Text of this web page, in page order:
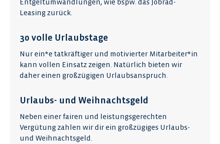
Entgeltumwandlungen, wie bspw. das Jobrad-
Leasing zurück.
30 volle Urlaubstage
Nur ein*e tatkräftiger und motivierter Mitarbeiter*in
kann vollen Einsatz zeigen. Natürlich bieten wir
daher einen großzügigen Urlaubsanspruch.
Urlaubs- und Weihnachtsgeld
Neben einer fairen und leistungsgerechten
Vergütung zahlen wir dir ein großzügiges Urlaubs-
und Weihnachtsgeld.